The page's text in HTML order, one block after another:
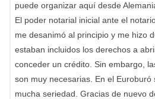
puede organizar aquí desde
El poder notarial inicial ante el
me desanimó al principio y me hizo
estaban incluidos los derechos a
conceder un crédito. Sin embargo,
son muy necesarias. En el Euroburó
mucha seriedad. Gracias de nuevo